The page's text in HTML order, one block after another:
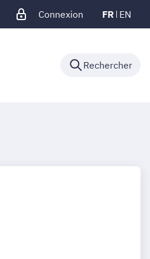
Connexion FR EN
Rechercher